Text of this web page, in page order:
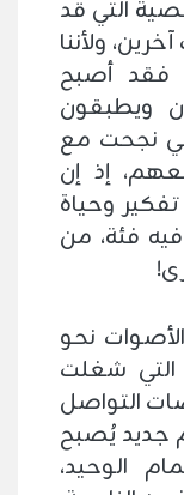
التي قد
ولأننا
فقد أصبح
ويطبقون
نجحت مع
إذ إن
وحياة
فئة، من
نحو
التي شغلت
التواصل
جديد يُصبح
الوحيد،